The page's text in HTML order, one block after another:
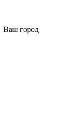
Ваш город